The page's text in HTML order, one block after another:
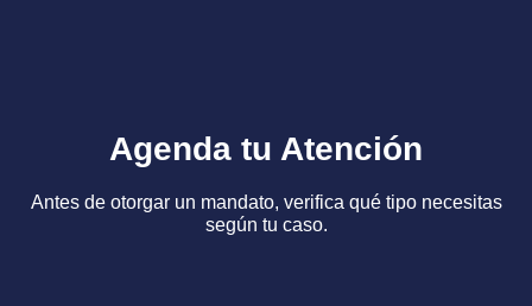
Agenda tu Atención
Antes de otorgar un mandato, verifica qué tipo necesitas
según tu caso.